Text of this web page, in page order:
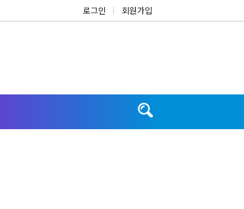
로그인 | 회원가입